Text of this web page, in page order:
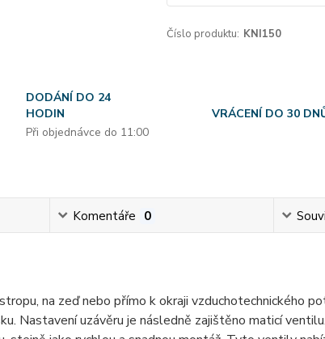
Číslo produktu: KNI150
DODÁNÍ DO 24
HODIN
Při objednávce do 11:00
VRÁCENÍ DO 30
Komentáře 0
na zeď nebo přímo k okraji vzduchotechnického
Nastavení uzávěru je následně zajištěno maticí